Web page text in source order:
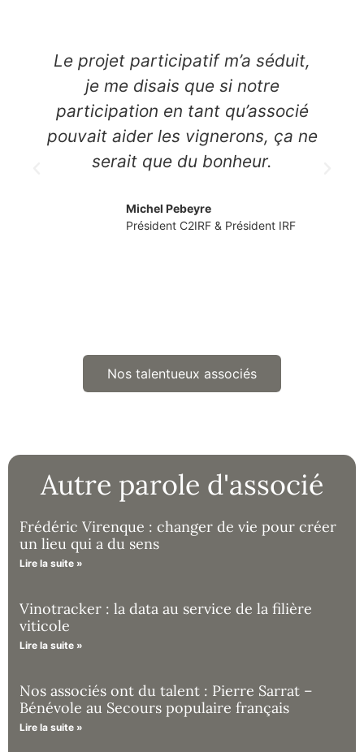
Le projet participatif m’a séduit,
je me disais que si notre
participation en tant qu’associé
pouvait aider les vignerons, ça ne
serait que du bonheur.
Michel Pebeyre
Président C2IRF & Président IRF
Nos talentueux associés
Autre parole d'associé
Frédéric Virenque : changer de vie pour créer
un lieu qui a du sens
Lire la suite »
Vinotracker : la data au service de la filière
viticole
Lire la suite »
Nos associés ont du talent : Pierre Sarrat –
Bénévole au Secours populaire français
Lire la suite »